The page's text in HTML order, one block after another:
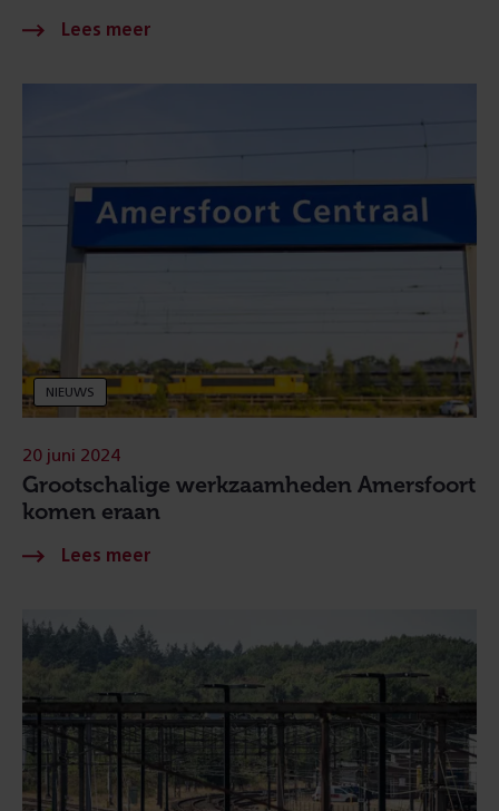
NIEUWS
Grootschalige werkzaamheden Amersfoort
komen eraan
20 juni 2024